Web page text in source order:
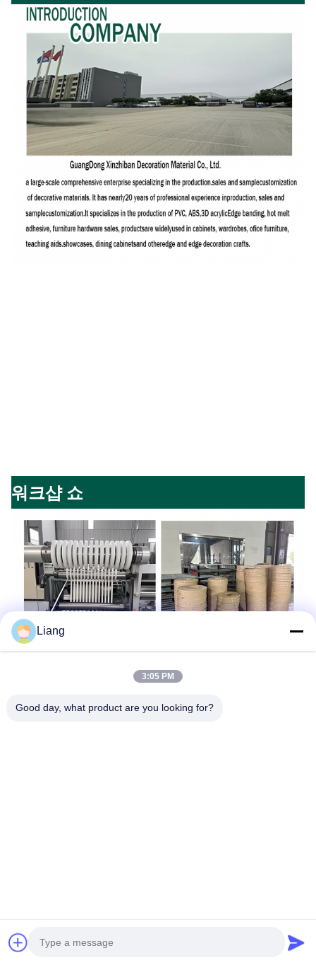
워크샵 쇼
Liang
3:05 PM
Good day, what product are you looking for?